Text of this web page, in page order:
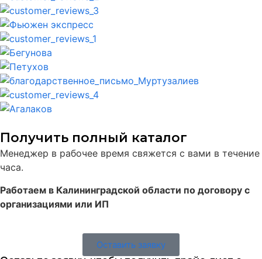
Получить полный каталог
Менеджер в рабочее время свяжется с вами в течение
часа.
Работаем в Калининградской области по договору с
организациями или ИП
Оставить заявку